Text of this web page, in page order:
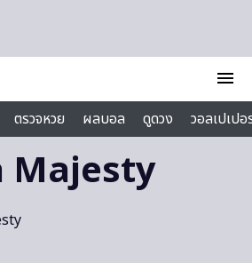
menu
ตรวจหวย ผลบอล ดูดวง
วอลเปเป
Majesty